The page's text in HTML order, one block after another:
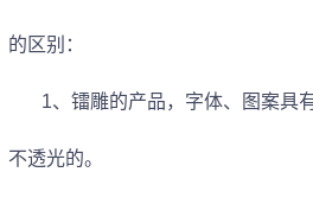
的区别：
1、镭雕的产品，字体、图案具
不透光的。